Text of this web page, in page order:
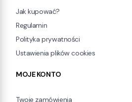
Jak kupować?
Regulamin
Polityka prywatności
Ustawienia plików cookies
MOJE KONTO
Twoje zamówienia